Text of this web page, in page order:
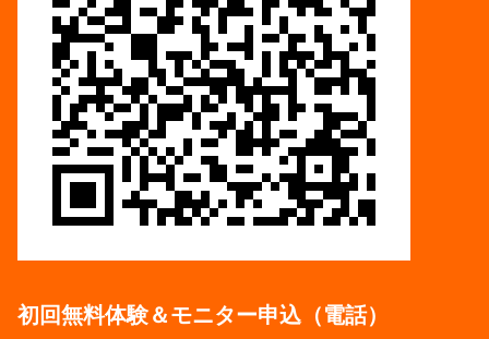
初回無料体験＆モニター申込（電話）